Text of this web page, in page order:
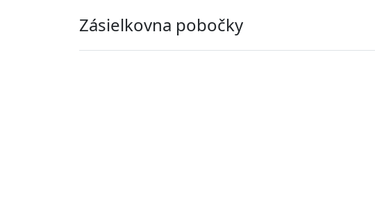
Zásielkovna pobočky